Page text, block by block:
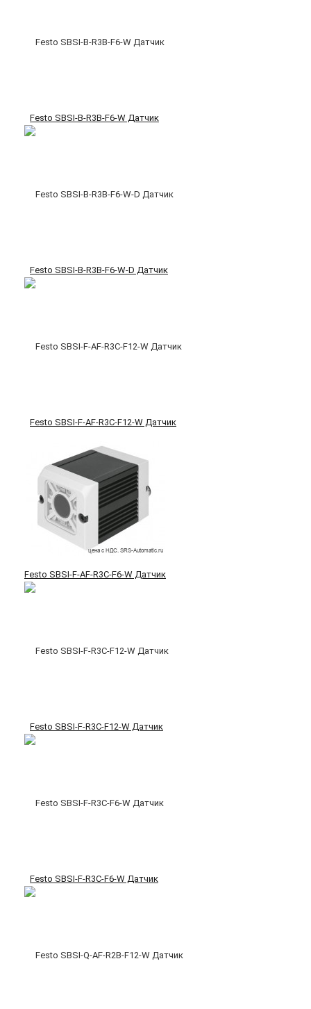
Festo SBSI-B-R3B-F6-W Датчик
Festo SBSI-B-R3B-F6-W-D Датчик
Festo SBSI-F-AF-R3C-F12-W Датчик
Festo SBSI-F-AF-R3C-F6-W Датчик
Festo SBSI-F-R3C-F12-W Датчик
Festo SBSI-F-R3C-F6-W Датчик